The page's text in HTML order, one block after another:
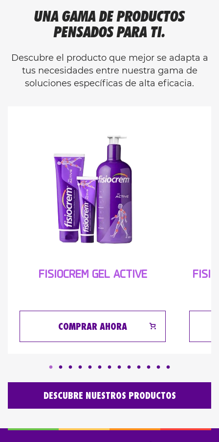
UNA GAMA DE PRODUCTOS
PENSADOS PARA TI.
Descubre el producto que mejor se adapta a
tus necesidades entre nuestra gama de
soluciones específicas de alta eficacia.
FISIOCREM GEL ACTIVE
COMPRAR AHORA
DESCUBRE NUESTROS PRODUCTOS